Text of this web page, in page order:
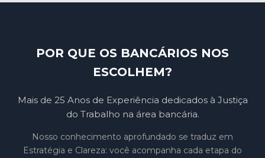
POR QUE OS BANCÁRIOS NOS
ESCOLHEM?
Mais de 25 Anos de Experiência dedicados à Justiça
do Trabalho na área bancária.
Nosso conhecimento aprofundado se traduz em
Estratégia e Clareza: você acompanha cada etapa do